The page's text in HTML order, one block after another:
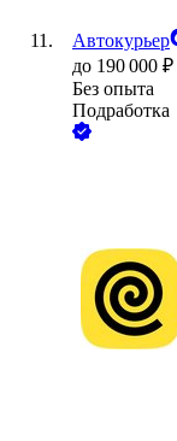
Автокурьер
до 190 000 ₽
Без опыта
Подработка